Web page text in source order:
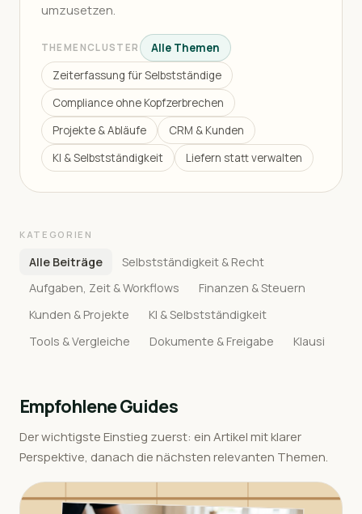
umzusetzen.
THEMENCLUSTER
Alle Themen
Zeiterfassung für Selbstständige
Compliance ohne Kopfzerbrechen
Projekte & Abläufe
CRM & Kunden
KI & Selbstständigkeit
Liefern statt verwalten
KATEGORIEN
Alle Beiträge
Selbstständigkeit & Recht
Aufgaben, Zeit & Workflows
Finanzen & Steuern
Kunden & Projekte
KI & Selbstständigkeit
Tools & Vergleiche
Dokumente & Freigabe Klausi
Empfohlene Guides
Der wichtigste Einstieg zuerst: ein Artikel mit klarer
Perspektive, danach die nächsten relevanten Themen.